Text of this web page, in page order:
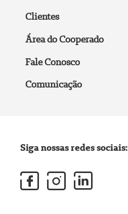
Clientes
Área do Cooperado
Fale Conosco
Comunicação
Siga nossas redes sociais: